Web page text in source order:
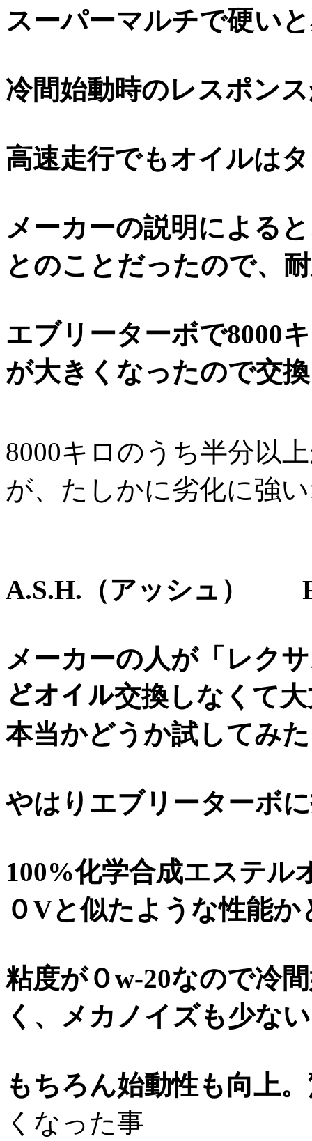
スーパーマルチで硬い
冷間始動時のレスポン
高速走行でもオイルは
メーカーの説明による
とのことだったので、
エブリーターボで8000
が大きくなったので交
8000キロのうち半分以
が、たしかに劣化に強
A.S.H.（アッシュ）
メーカーの人が「レク
どオイル交換しなくて
本当かどうか試してみた
やはりエブリーターボ
100%化学合成エステル
０Vと似たような性能
粘度が０w-20なので冷
く、メカノイズも少ない
もちろん始動性も向上
くなった事